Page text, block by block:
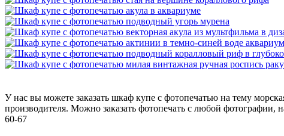
У нас вы можете заказать шкаф купе с фотопечатью на тему
производителя. Можно заказать фотопечать с любой
60-67